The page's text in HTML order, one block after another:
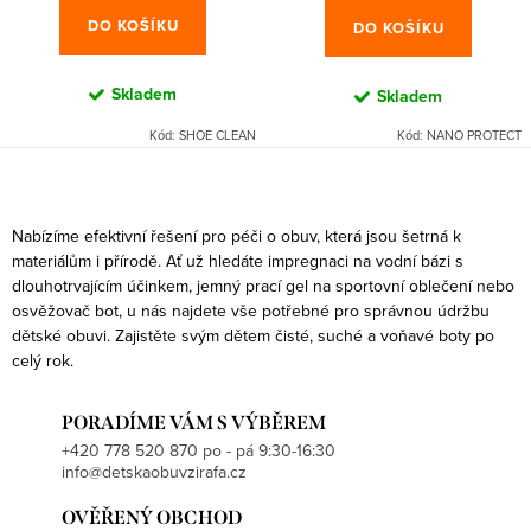
DO KOŠÍKU
Skladem
Kód: SHOE CLEAN
DO KOŠÍKU
Skladem
Kód: NANO PROTECT
v
l
á
d
a
Nabízíme efektivní řešení pro péči o obuv, která jsou šetrná k
materiálům i přírodě. Ať už hledáte impregnaci na vodní bázi s
dlouhotrvajícím účinkem, jemný prací gel na sportovní oblečení nebo
osvěžovač bot, u nás najdete vše potřebné pro správnou údržbu
dětské obuvi. Zajistěte svým dětem čisté, suché a voňavé boty po
celý rok.
PORADÍME VÁM S VÝBĚREM
+420 778 520 870 po - pá 9:30-16:30
info@detskaobuvzirafa.cz
OVĚŘENÝ OBCHOD